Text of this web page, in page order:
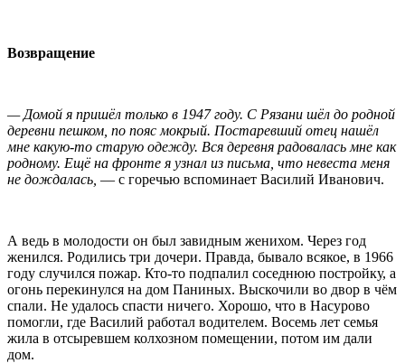
Возвращение
— Домой я пришёл только в 1947 году. С Рязани шёл до родной
деревни пешком, по пояс мокрый. Постаревший отец нашёл
мне какую-то старую одежду. Вся деревня радовалась мне как
родному. Ещё на фронте я узнал из письма, что невеста меня
не дождалась, — с горечью вспоминает Василий Иванович.
А ведь в молодости он был завидным женихом. Через год
женился. Родились три дочери. Правда, бывало всякое, в 1966
году случился пожар. Кто-то подпалил соседнюю постройку, а
огонь перекинулся на дом Паниных. Выскочили во двор в чём
спали. Не удалось спасти ничего. Хорошо, что в Насурово
помогли, где Василий работал водителем. Восемь лет семья
жила в отсыревшем колхозном помещении, потом им дали
дом.